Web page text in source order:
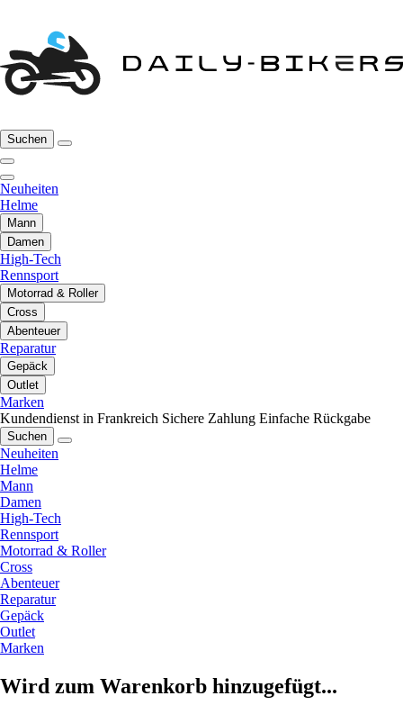
Suchen
Neuheiten
Helme
Mann
Damen
High-Tech
Rennsport
Motorrad & Roller
Cross
Abenteuer
Reparatur
Gepäck
Outlet
Marken
Kundendienst in Frankreich Sichere Zahlung Einfache Rückgabe
Suchen
Neuheiten
Helme
Mann
Damen
High-Tech
Rennsport
Motorrad & Roller
Cross
Abenteuer
Reparatur
Gepäck
Outlet
Marken
Wird zum Warenkorb hinzugefügt...